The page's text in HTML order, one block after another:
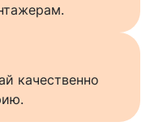
качественно